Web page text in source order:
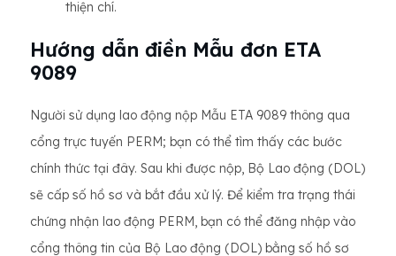
thiện chí.
Hướng dẫn điền Mẫu đơn ETA
9089
Người sử dụng lao động nộp Mẫu ETA 9089 thông qua
cổng trực tuyến PERM; bạn có thể tìm thấy các bước
chính thức tại đây. Sau khi được nộp, Bộ Lao động (DOL)
sẽ cấp số hồ sơ và bắt đầu xử lý. Để kiểm tra trạng thái
chứng nhận lao động PERM, bạn có thể đăng nhập vào
cổng thông tin của Bộ Lao động (DOL) bằng số hồ sơ